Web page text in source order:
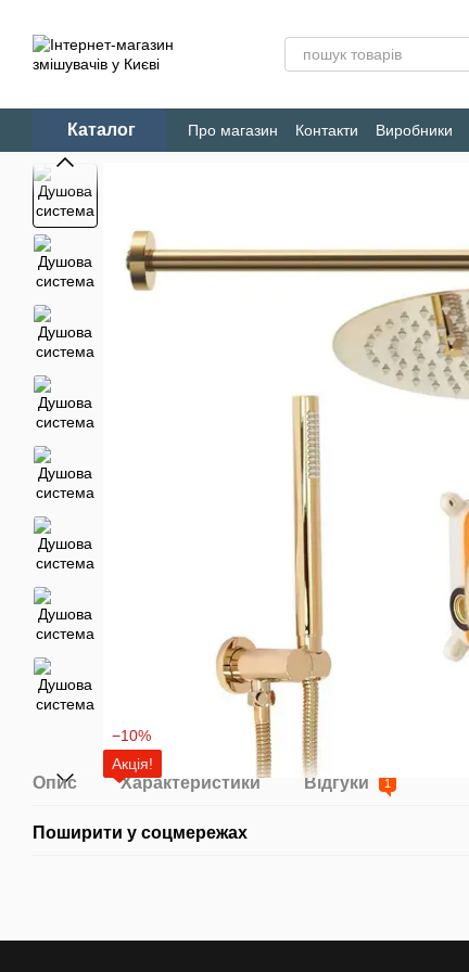
Каталог Про магазин Контакти Виробники
Конфіденційність
−10%
Акція!
Опис Характеристики Відгуки 1
Поширити у соцмережах